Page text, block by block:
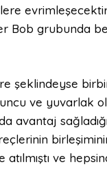
Bob grubunda
şeklindeyse
ve yuvarlak
ve